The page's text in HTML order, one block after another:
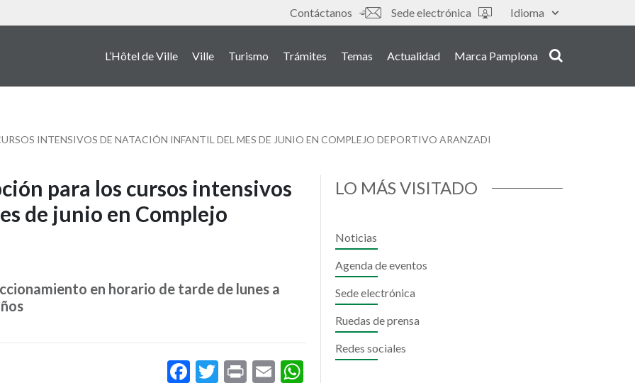
Idioma
Outils
Contáctanos Sede electrónica
L’Hôtel de Ville Ville Turismo Trámites Temas Actualidad Marca Pamplona
INTENSIVOS DE NATACIÓN INFANTIL DEL MES DE JUNIO EN COMPLEJO DEPORTIVO ARANZADI
para los cursos intensivos
de junio en Complejo
en horario de tarde de lunes a
Facebook
Twitter
PrintEmailWhatsApp
LO MÁS VISITADO
Noticias
Agenda de eventos
Sede electrónica
Ruedas de prensa
Redes sociales